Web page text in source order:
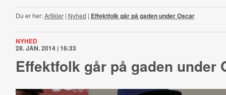
Du er her:Artikler| Nyhed | Effektfolk går på gaden under Oscar
NYHED
28. JAN. 2014 | 16:33
Effektfolk går på gaden under